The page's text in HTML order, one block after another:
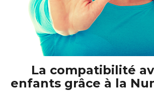
La compatibilité
enfants grâce à la